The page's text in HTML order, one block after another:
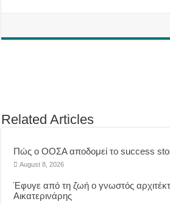
Related Articles
Πώς ο ΟΟΣΑ αποδομεί το success
August 8, 2026
Έφυγε από τη ζωή ο γνωστός
Αικατερινάρης